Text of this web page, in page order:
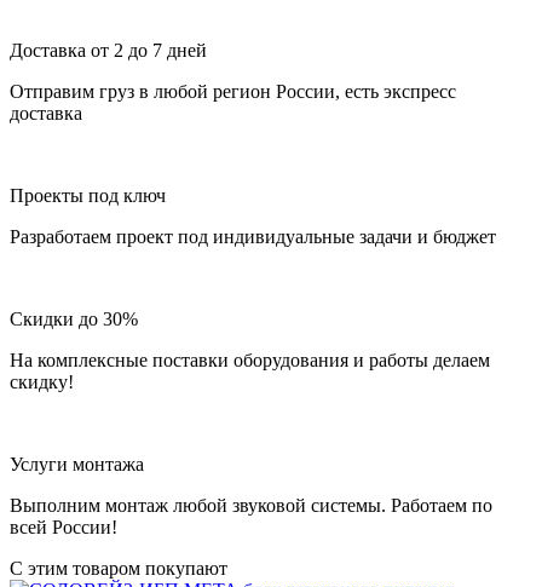
Доставка от 2 до 7 дней
Отправим груз в любой регион России, есть экспресс
доставка
Проекты под ключ
Разработаем проект под индивидуальные задачи и бюджет
Скидки до 30%
На комплексные поставки оборудования и работы делаем
скидку!
Услуги монтажа
Выполним монтаж любой звуковой системы. Работаем по
всей России!
С этим товаром покупают